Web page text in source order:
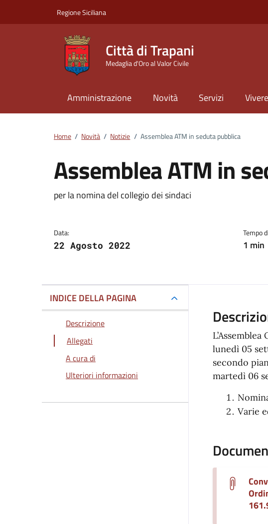
Regione Siciliana
Città di Trapani
Medaglia d'Oro al Valor Civile
Amministrazione Novità Servizi
Home / Novità / Notizie / Assemblea ATM in seduta pubblica
Assemblea ATM in
Dettagli della notizia
per la nomina del collegio dei sindaci
Data:
22 Agosto 2022
Tempo
1 min
INDICE DELLA PAGINA
Descrizione
Allegati
A cura di
Ulteriori informazioni
lunedì 05
secondo
martedì 06
Varie